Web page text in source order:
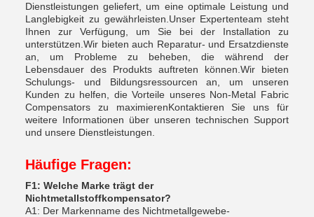
Dienstleistungen geliefert, um eine optimale Leistung und
Langlebigkeit zu gewährleisten.Unser Expertenteam steht
Ihnen zur Verfügung, um Sie bei der Installation zu
unterstützen.Wir bieten auch Reparatur- und Ersatzdienste
an, um Probleme zu beheben, die während der
Lebensdauer des Produkts auftreten können.Wir bieten
Schulungs- und Bildungsressourcen an, um unseren
Kunden zu helfen, die Vorteile unseres Non-Metal Fabric
Compensators zu maximierenKontaktieren Sie uns für
weitere Informationen über unseren technischen Support
und unsere Dienstleistungen.
Häufige Fragen:
F1: Welche Marke trägt der
Nichtmetallstoffkompensator?
A1: Der Markenname des Nichtmetallgewebe-